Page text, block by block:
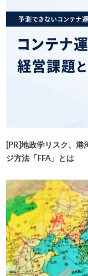
[PR]地政学リスク、港
ジ方法「FFA」とは